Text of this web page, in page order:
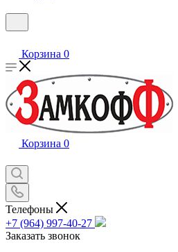
Корзина 0
Корзина 0
Телефоны
+7 (964) 997-40-27
Заказать звонок